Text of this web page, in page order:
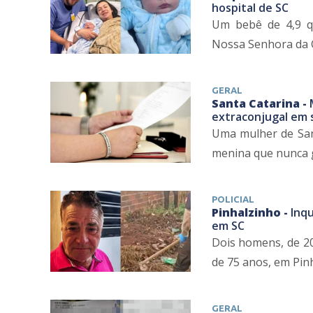
hospital de SC
Um bebê de 4,9
Nossa Senhora da
GERAL
Santa Catarina -
extraconjugal em
Uma mulher de
menina que nunca
POLICIAL
Pinhalzinho -
em SC
Dois homens, de
de 75 anos, em
GERAL